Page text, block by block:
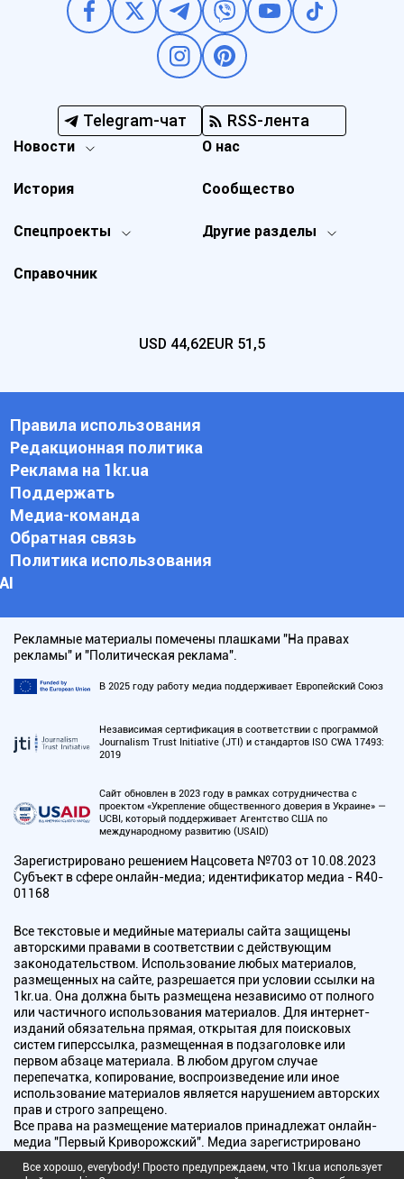
Telegram-чат RSS-лента
Новости
Спецпроекты Другие разделы
История
О нас
Справочник
Сообщество
USD 44,62EUR 51,5
Правила использования
Редакционная политика
Реклама на 1kr.ua
Поддержать
Медиа-команда
Обратная связь
Политика использования
АI
Рекламные материалы помечены плашками "На правах
рекламы" и "Политическая реклама".
В 2025 году работу медиа поддерживает Европейский Союз
Независимая сертификация в соответствии с программой
Journalism Trust Initiative (JTI) и стандартов ISO CWA 17493:
2019
Сайт обновлен в 2023 году в рамках сотрудничества с
проектом «Укрепление общественного доверия в Украине» —
UCBI, который поддерживает Агентство США по
международному развитию (USAID)
Зарегистрировано решением Нацсовета №703 от 10.08.2023
Субъект в сфере онлайн-медиа; идентификатор медиа - R40-
01168
Все текстовые и медийные материалы сайта защищены
авторскими правами в соответствии с действующим
законодательством. Использование любых материалов,
размещенных на сайте, разрешается при условии ссылки на
1kr.ua. Она должна быть размещена независимо от полного
или частичного использования материалов. Для интернет-
изданий обязательна прямая, открытая для поисковых
систем гиперссылка, размещенная в подзаголовке или
первом абзаце материала. В любом другом случае
перепечатка, копирование, воспроизведение или иное
использование материалов является нарушением авторских
прав и строго запрещено.
Все права на размещение материалов принадлежат онлайн-
медиа "Первый Криворожский". Медиа зарегистрировано
радиовещания.
Все хорошо, everybody! Просто предупреждаем, что 1kr.ua использует